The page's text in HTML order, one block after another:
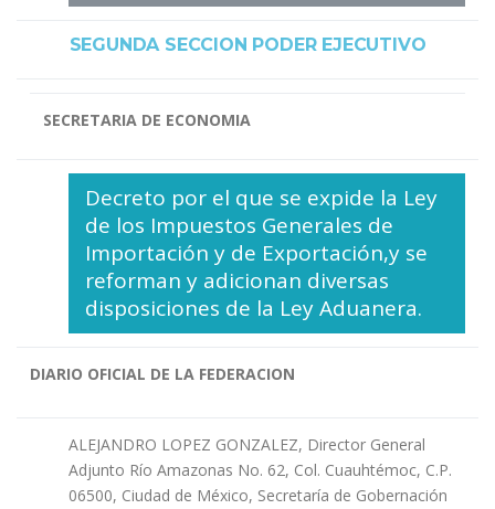
SEGUNDA SECCION PODER EJECUTIVO
SECRETARIA DE ECONOMIA
Decreto por el que se expide la Ley
de los Impuestos Generales de
Importación y de Exportación,y se
reforman y adicionan diversas
disposiciones de la Ley Aduanera.
DIARIO OFICIAL DE LA FEDERACION
ALEJANDRO LOPEZ GONZALEZ, Director General
Adjunto Río Amazonas No. 62, Col. Cuauhtémoc, C.P.
06500, Ciudad de México, Secretaría de Gobernación